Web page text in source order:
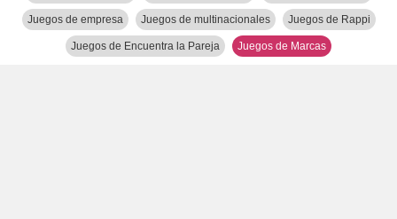
Juegos de empresa Juegos de multinacionales Juegos de Rappi
Juegos de Encuentra la Pareja Juegos de Marcas